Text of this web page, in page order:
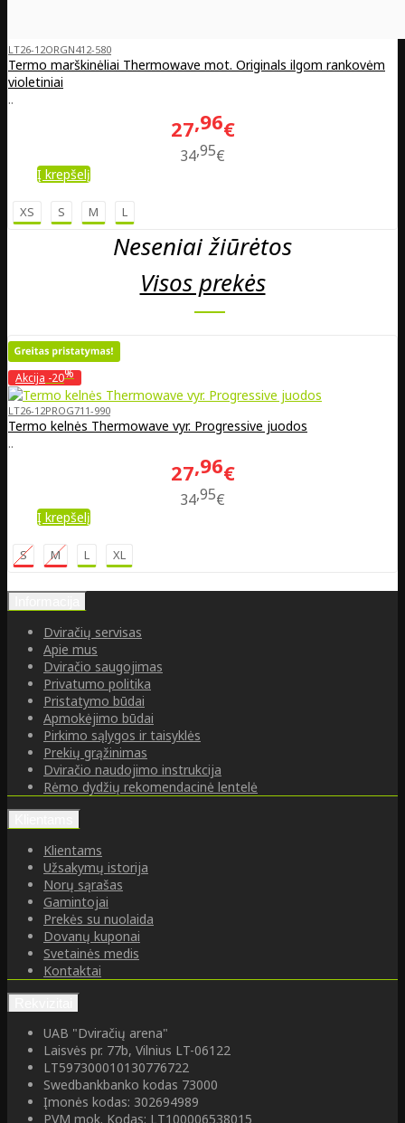
LT26-12ORGN412-580
Termo marškinėliai Thermowave mot. Originals ilgom rankovėm
violetiniai
..
27 96€
3495€
Į krepšelį
XS S M L
Neseniai žiūrėtos
Visos prekės
Akcija -20%
LT26-12PROG711-990
Termo kelnės Thermowave vyr. Progressive juodos
..
27 96€
3495€
Į krepšelį
S M L XL
Dviračių servisas
Apie mus
Dviračio saugojimas
Privatumo politika
Pristatymo būdai
Apmokėjimo būdai
Pirkimo sąlygos ir taisyklės
Prekių grąžinimas
Dviračio naudojimo instrukcija
Rėmo dydžių rekomendacinė lentelė
Klientams
Užsakymų istorija
Norų sąrašas
Gamintojai
Prekės su nuolaida
Dovanų kuponai
Svetainės medis
Kontaktai
UAB "Dviračių arena"
Laisvės pr. 77b, Vilnius LT-06122
LT597300010130776722
Swedbankbanko kodas 73000
Įmonės kodas: 302694989
PVM mok. Kodas: LT100006538015